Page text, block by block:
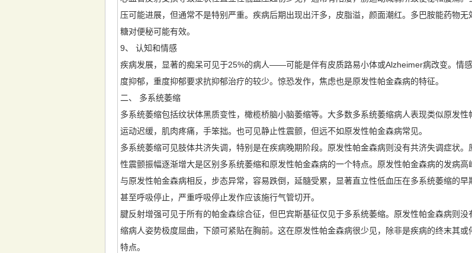
压可能进展，但通常不是特别严重。疾病后期出现出汗多，皮脂溢，颜面潮红。多巴胺能药物
糖对便秘可能有效。
9、 认知和情感
疾病发展，显著的痴呆可见于25%的病人——可能是伴有皮质路易小体或Alzheimer病改变。情
度抑郁，重度抑郁要求抗抑郁治疗的较少。惊恐发作，焦虑也是原发性帕金森病的特征。
二、 多系统萎缩
多系统萎缩包括纹状体黑质变性，橄榄桥脑小脑萎缩等。大多数多系统萎缩病人表现类似原发
运动迟缓，肌肉疼痛，手笨拙。也可见静止性震颤，但远不如原发性帕金森病常见。
多系统萎缩可见肢体共济失调，特别是在疾病晚期阶段。原发性帕金森病则没有共济失调症状
性震颤振幅逐渐增大是区别多系统萎缩和原发性帕金森病的一个特点。原发性帕金森病的发病高
与原发性帕金森病相反，步态异常，容易跌倒，延髓受累，显著直立性低血压在多系统萎缩的早
甚至呼吸停止，严重呼吸停止发作应该施行气管切开。
腱反射增强可见于所有的帕金森综合征，但巴宾斯基征仅见于多系统萎缩。原发性帕金森病则
缩病人姿势极度屈曲，下颌可紧贴在胸前。这在原发性帕金森病很少见，除非是疾病的终末其
特点。